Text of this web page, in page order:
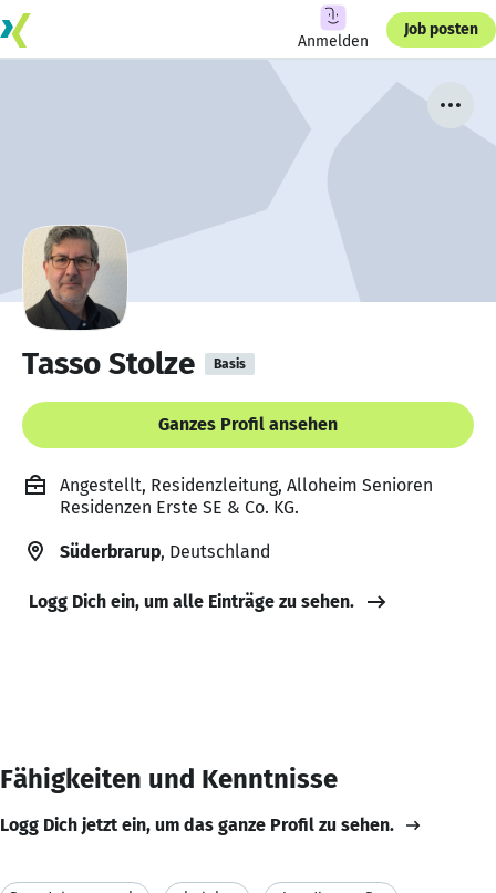
Anmelden
Job posten
Tasso Stolze Basis
Ganzes Profil ansehen
Angestellt, Residenzleitung, Alloheim Senioren
Residenzen Erste SE & Co. KG.
Süderbrarup, Deutschland
Logg Dich ein, um alle Einträge zu sehen.
Fähigkeiten und Kenntnisse
Logg Dich jetzt ein, um das ganze Profil zu sehen.